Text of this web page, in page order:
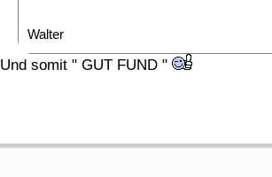
Walter
Und somit " GUT FUND "